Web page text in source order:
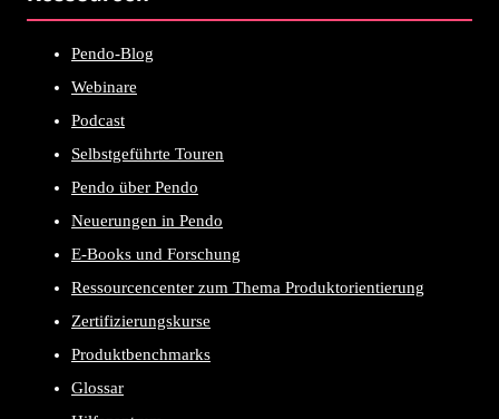
Pendo-Blog
Webinare
Podcast
Selbstgeführte Touren
Pendo über Pendo
Neuerungen in Pendo
E-Books und Forschung
Ressourcencenter zum Thema Produktorientierung
Zertifizierungskurse
Produktbenchmarks
Glossar